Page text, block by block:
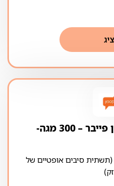
018 אקספון ‏- ‏אקספון פייבר – 300 מגה-
עד 300 מגה (תשתית סיבים אופטיים של